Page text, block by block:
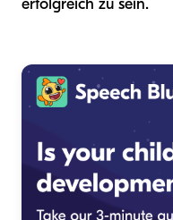
erfolgreich zu sein.